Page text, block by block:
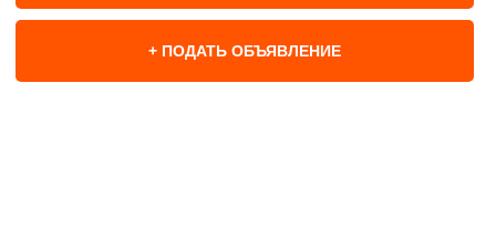
+ ПОДАТЬ ОБЪЯВЛЕНИЕ